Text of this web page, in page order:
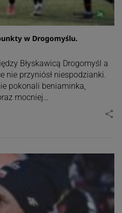
w Drogomyślu.
Błyskawicą Drogomyśl a
nie przyniósł niespodzianki.
pokonali beniaminka,
mocniej…
share